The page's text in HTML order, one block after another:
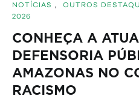
NOTÍCIAS , OUTROS
2026
CONHEÇA A
DEFENSORIA
AMAZONAS NO
RACISMO